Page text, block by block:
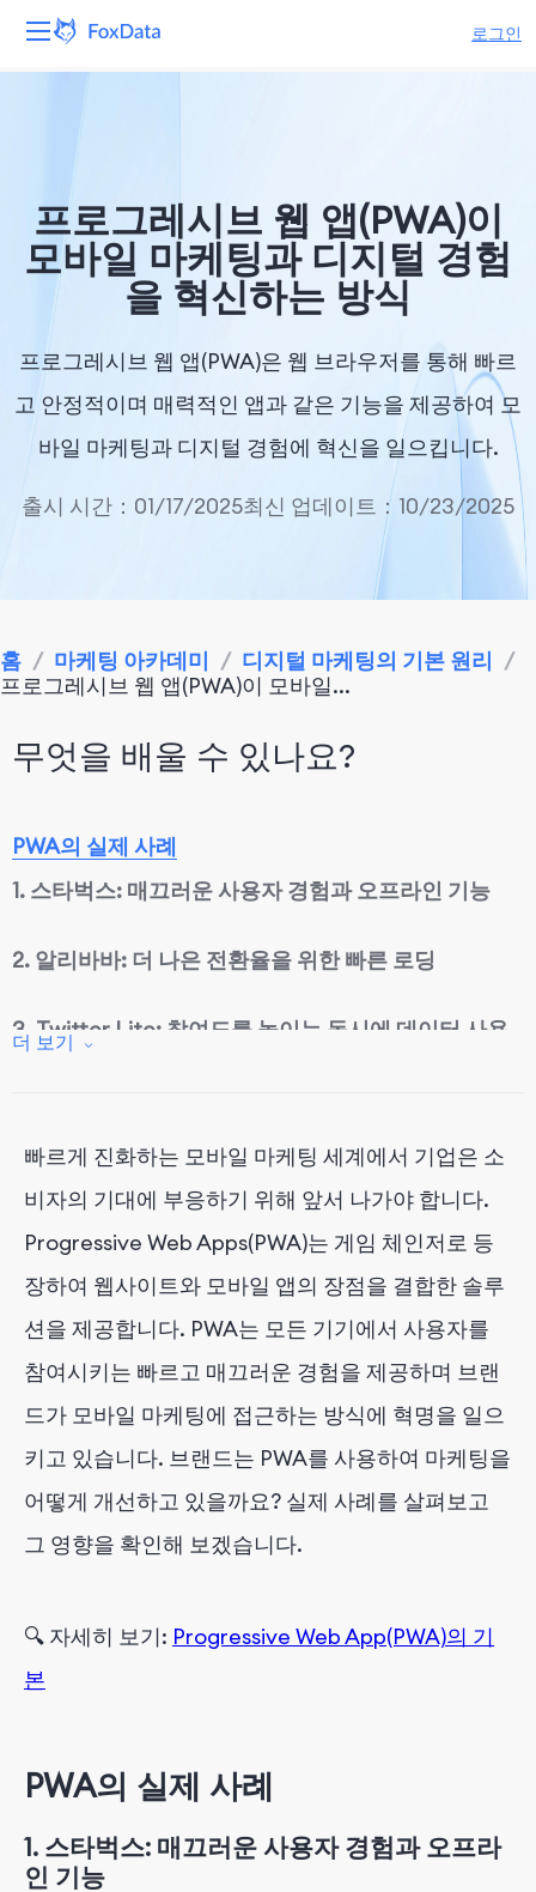
로그인
솔루션
회사
프로그레시브 웹 앱(PWA)이
모바일 마케팅과 디지털 경험
을 혁신하는 방식
프로그레시브 웹 앱(PWA)은 웹 브라우저를 통해 빠르
고 안정적이며 매력적인 앱과 같은 기능을 제공하여 모
바일 마케팅과 디지털 경험에 혁신을 일으킵니다.
출시 시간：01/17/2025최신 업데이트：10/23/2025
홈 / 마케팅 아카데미 / 디지털 마케팅의 기본 원리 /
프로그레시브 웹 앱(PWA)이 모바일...
무엇을 배울 수 있나요?
PWA의 실제 사례
1. 스타벅스: 매끄러운 사용자 경험과 오프라인 기능
2. 알리바바: 더 나은 전환율을 위한 빠른 로딩
3. Twitter Lite: 참여도를 높이는 동시에 데이터 사용
량 감소
5.Trivago: 더 빠른 로드 시간으로 앱과 같은 경험 제공
PWA의 주요 이점
모바일 마케팅을 위한 PWA 활용 방법
과제 및 고려 사항
PWA의 미래
더 보기
빠르게 진화하는 모바일 마케팅 세계에서 기업은 소
비자의 기대에 부응하기 위해 앞서 나가야 합니다.
Progressive Web Apps(PWA)는 게임 체인저로 등
장하여 웹사이트와 모바일 앱의 장점을 결합한 솔루
션을 제공합니다. PWA는 모든 기기에서 사용자를
참여시키는 빠르고 매끄러운 경험을 제공하며 브랜
드가 모바일 마케팅에 접근하는 방식에 혁명을 일으
키고 있습니다. 브랜드는 PWA를 사용하여 마케팅을
어떻게 개선하고 있을까요? 실제 사례를 살펴보고
그 영향을 확인해 보겠습니다.
🔍 자세히 보기: Progressive Web App(PWA)의 기
본
PWA의 실제 사례
1. 스타벅스: 매끄러운 사용자 경험과 오프라
인 기능